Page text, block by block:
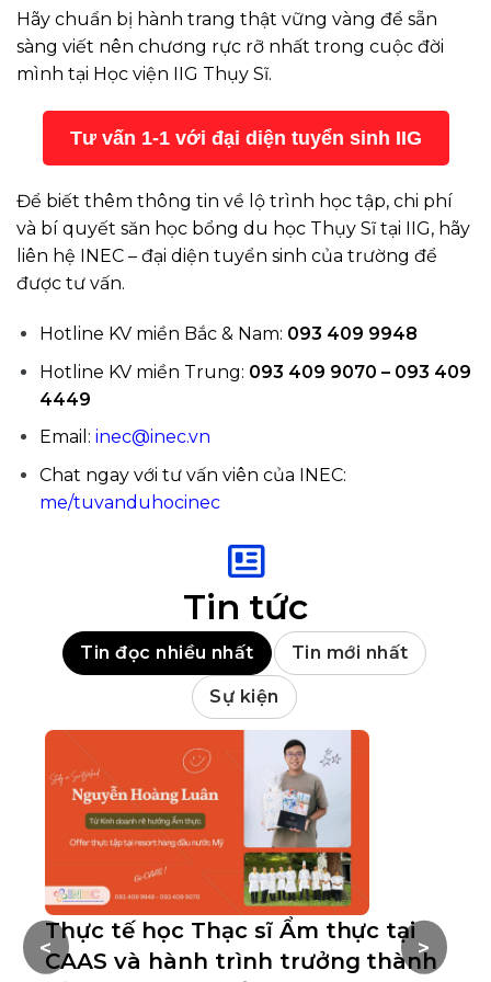
Hãy chuẩn bị hành trang thật vững vàng để sẵn
sàng viết nên chương rực rỡ nhất trong cuộc đời
mình tại Học viện IIG Thụy Sĩ.
Tư vấn 1-1 với đại diện tuyển sinh IIG
Để biết thêm thông tin về lộ trình học tập, chi phí
và bí quyết săn học bổng du học Thụy Sĩ tại IIG, hãy
liên hệ INEC – đại diện tuyển sinh của trường để
được tư vấn.
Hotline KV miền Bắc & Nam: 093 409 9948
Hotline KV miền Trung: 093 409 9070 – 093 409
4449
Email: inec@inec.vn
Chat ngay với tư vấn viên của INEC:
me/tuvanduhocinec
Tin tức
Tin đọc nhiều nhất Tin mới nhất
Sự kiện
Thực tế học Thạc sĩ Ẩm thực tại
CAAS và hành trình trưởng thành
>
<